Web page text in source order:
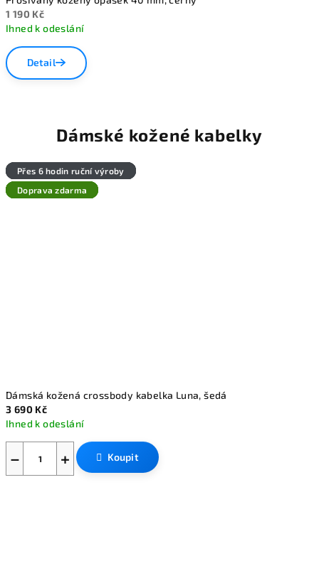
1 190 Kč
Ihned k odeslání
Detail
Dámské kožené kabelky
Přes 6 hodin ruční výroby
Doprava zdarma
Dámská kožená crossbody kabelka Luna, šedá
3 690 Kč
Ihned k odeslání
+
− Koupit
Přes 6 hodin ruční výroby
Doprava zdarma
Přes 6 hodin ruční výroby
Doprava zdarma
Přes 6 hodin ruční výroby
Doprava zdarma
Přes 6 hodin ruční výroby
Doprava zdarma
Přes 6 hodin ruční výroby
Doprava zdarma